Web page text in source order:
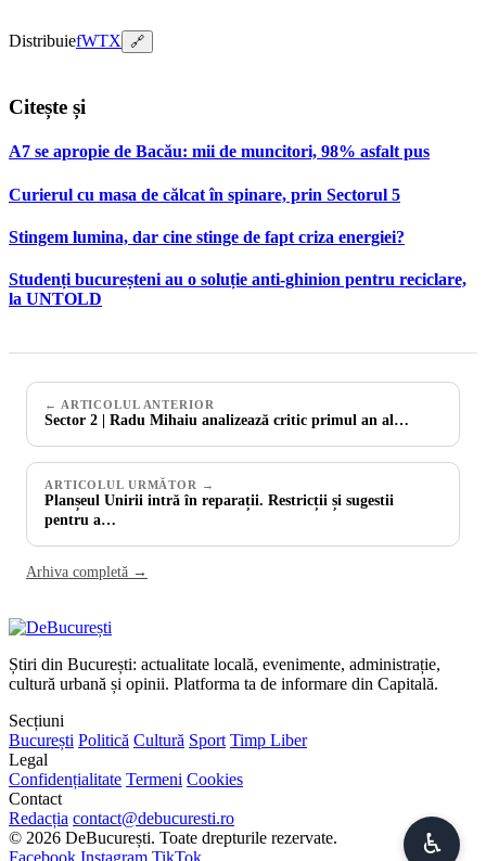
DistribuiefWTX 🔗
Citește și
A7 se apropie de Bacău: mii de muncitori, 98% asfalt pus
Curierul cu masa de călcat în spinare, prin Sectorul 5
Stingem lumina, dar cine stinge de fapt criza energiei?
Studenți bucureșteni au o soluție anti-ghinion pentru reciclare,
la UNTOLD
← ARTICOLUL ANTERIOR
Sector 2 | Radu Mihaiu analizează critic primul an al…
ARTICOLUL URMĂTOR →
Planșeul Unirii intră în reparații. Restricții și sugestii
pentru a…
Arhiva completă →
Știri din București: actualitate locală, evenimente, administrație,
cultură urbană și opinii. Platforma ta de informare din Capitală.
Secțiuni
București Politică Cultură Sport Timp Liber
Legal
Confidențialitate Termeni Cookies
Contact
Redacția contact@debucuresti.ro
© 2026 DeBucurești. Toate drepturile rezervate.
Facebook Instagram TikTok ♿︎